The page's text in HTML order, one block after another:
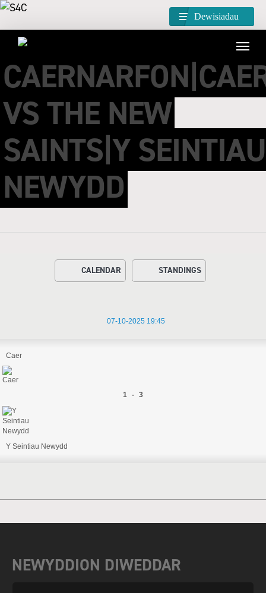
Dewisiadau
VS THE NEW
SAINTS|Y SEINTIAU
NEWYDD
CALENDAR STANDINGS
07-10-2025 19:45
Caer
1 - 3
Y Seintiau Newydd
NEWYDDION DIWEDDAR